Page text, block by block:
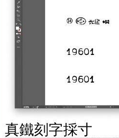
真鐵刻字採寸